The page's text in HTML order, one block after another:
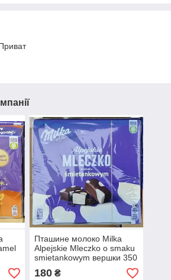
Пташине молоко Milka
Alpejskie Mleczko o smaku
smietankowym вершки 350
г.
180₴